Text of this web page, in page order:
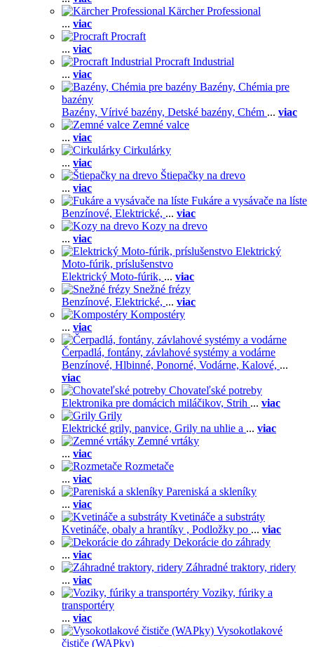
Kärcher Professional
... viac
Procraft
... viac
Procraft Industrial
... viac
Bazény, Chémia pre
bazény
Bazény, Vírivé bazény, Detské bazény, Chém ... viac
Zemné valce
... viac
Cirkulárky
... viac
Štiepačky na drevo
... viac
Fukáre a vysávače na líste
Benzínové, Elektrické, ... viac
Kozy na drevo
... viac
Elektrický
Moto-fúrik, príslušenstvo
Elektrický Moto-fúrik, ... viac
Snežné frézy
Benzínové, Elektrické, ... viac
Kompostéry
... viac
Čerpadlá, fontány, závlahové systémy a vodárne
Benzínové, Hlbinné, Ponorné, Vodárne, Kalové, ...
viac
Chovateľské potreby
Elektronika pre domácich miláčikov, Strih ... viac
Grily
Elektrické grily, panvice, Grily na uhlie a ... viac
Zemné vrtáky
... viac
Rozmetače
... viac
Pareniská a skleníky
... viac
Kvetináče a substráty
Kvetináče, obaly a hrantíky , Podložky po ... viac
Dekorácie do záhrady
... viac
Záhradné traktory, ridery
... viac
Voziky, fúriky a
transportéry
... viac
Vysokotlakové
čističe (WAPky)